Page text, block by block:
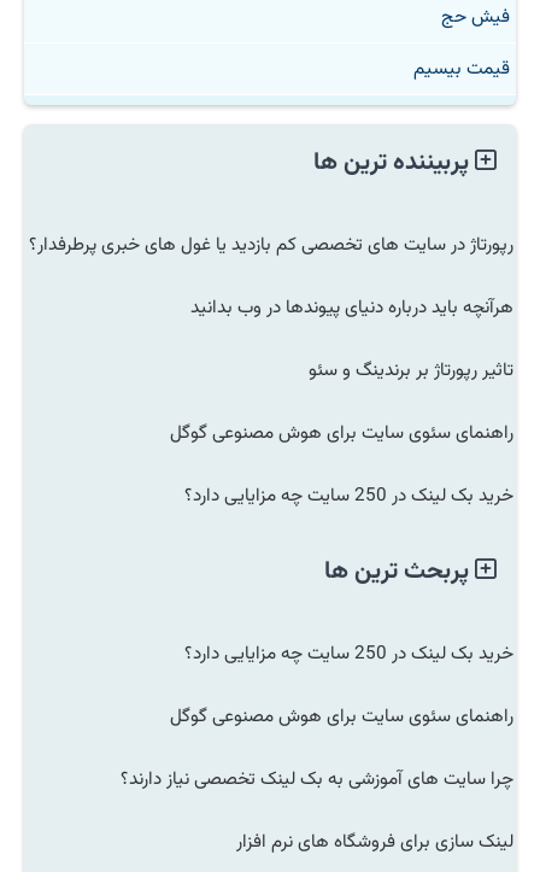
فیش حج
قیمت بیسیم
پربیننده ترین ها
رپورتاژ در سایت های تخصصی کم بازدید یا غول های خبری پرطرفدار؟
هرآنچه باید درباره دنیای پیوندها در وب بدانید
تاثیر رپورتاژ بر برندینگ و سئو
راهنمای سئوی سایت برای هوش مصنوعی گوگل
خرید بک لینک در 250 سایت چه مزایایی دارد؟
پربحث ترین ها
خرید بک لینک در 250 سایت چه مزایایی دارد؟
راهنمای سئوی سایت برای هوش مصنوعی گوگل
چرا سایت های آموزشی به بک لینک تخصصی نیاز دارند؟
لینک سازی برای فروشگاه های نرم افزار